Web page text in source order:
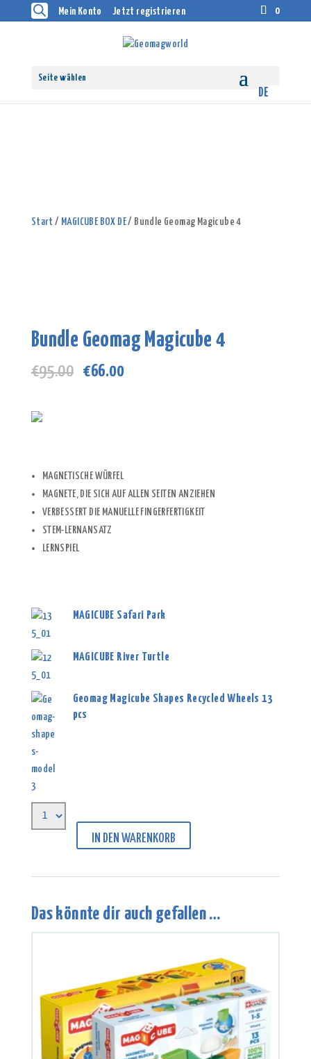
Mein Konto Jetzt registrieren 0
Seite wählen
Start / MAGICUBE BOX DE/ Bundle Geomag Magicube 4
Bundle Geomag Magicube 4
€95.00 Ursprünglicher
€66.00Aktueller
MAGNETISCHE WÜRFEL
MAGNETE, DIE SICH AUF ALLEN SEITEN ANZIEHEN
VERBESSERT DIE MANUELLE FINGERFERTIGKEIT
STEM-LERNANSATZ
LERNSPIEL
MAGICUBE Safari Park
MAGICUBE River Turtle
Geomag Magicube Shapes Recycled Wheels 13
pcs
IN DEN WARENKORB
Das könnte dir auch gefallen …